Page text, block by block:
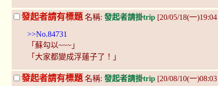
發起者請有標題 名稱: 發起者請掛trip [20/05/18(一
>>No.84731
「蘇勾以~~~」
「大家都變成浮蓮子了！」
發起者請有標題名稱: 發起者請掛trip [20/08/10(一